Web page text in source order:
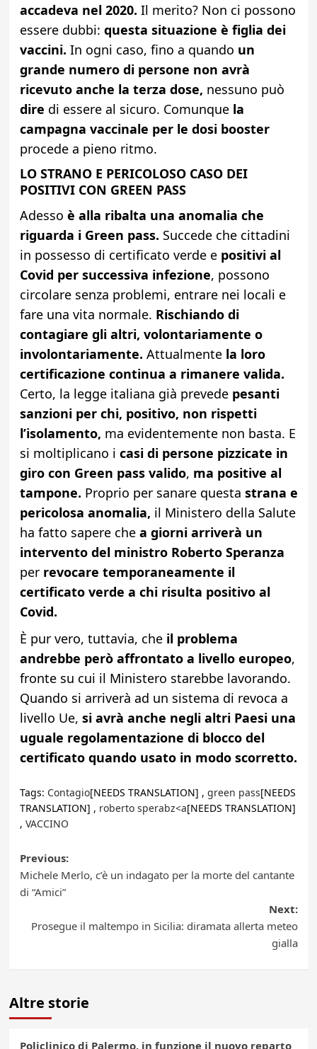
accadeva nel 2020. Il merito? Non ci possono
essere dubbi: questa situazione è figlia dei
vaccini. In ogni caso, fino a quando un
grande numero di persone non avrà
ricevuto anche la terza dose, nessuno può
dire di essere al sicuro. Comunque la
campagna vaccinale per le dosi booster
procede a pieno ritmo.
LO STRANO E PERICOLOSO CASO DEI
POSITIVI CON GREEN PASS
Adesso è alla ribalta una anomalia che
riguarda i Green pass. Succede che cittadini
in possesso di certificato verde e positivi al
Covid per successiva infezione, possono
circolare senza problemi, entrare nei locali e
fare una vita normale. Rischiando di
contagiare gli altri, volontariamente o
involontariamente. Attualmentela loro
certificazione continua a rimanere valida.
Certo, la legge italiana già prevedepesanti
sanzioni per chi, positivo, non rispetti
l’isolamento, ma evidentemente non basta. E
si moltiplicano i casi di persone pizzicate in
giro con Green pass valido, ma positive al
tampone. Proprio per sanare questa strana e
pericolosa anomalia, il Ministero della Salute
ha fatto sapere chea giorni arriverà un
intervento del ministro Roberto Speranza
per revocare temporaneamente il
certificato verde a chi risulta positivo al
Covid.
È pur vero, tuttavia, cheil problema
andrebbe però affrontato a livello europeo,
fronte su cui il Ministero starebbe lavorando.
Quando si arriverà ad un sistema di revoca a
livello Ue, si avrà anche negli altri Paesi una
uguale regolamentazione di blocco del
certificato quando usato in modo scorretto.
Tags: Contagio[NEEDS TRANSLATION] , green pass[NEEDS
TRANSLATION] , roberto sperabz<a[NEEDS TRANSLATION]
, VACCINO
Post
navigation
Previous:
Michele Merlo, c’è un indagato per la morte del cantante
di “Amici”
Next:
Prosegue il maltempo in Sicilia: diramata allerta meteo
gialla
Altre storie
Policlinico di Palermo, in funzione il nuovo reparto